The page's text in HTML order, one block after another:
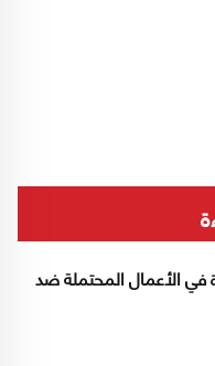
في الأعمال المحتملة ضد